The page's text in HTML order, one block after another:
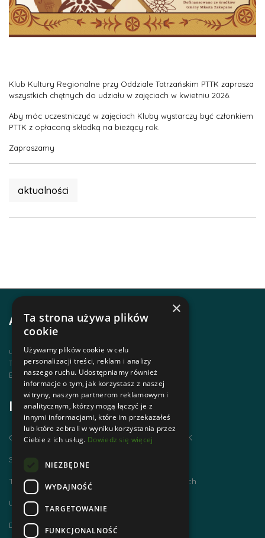
Klub Kultury Regionalne przy Oddziale Tatrzańskim PTTK zaprasza
wszystkich chętnych do udziału w zajęciach w kwietniu 2026.
Aby móc uczestniczyć w zajęciach Kluby wystarczy być członkiem
PTTK z opłaconą składką na bieżący rok.
Zapraszamy
aktualności
Adres i kontakt
ul. Krupówki 12, 34-500 Zakopane
Telefon | +48 1820 630 12
Email | biuro@zakopanepttk.pl
Informacje
Chodzimy po górach i zdobywamy GOT PTTK
Szlaki Tatr Polskich
Tatrzańskie Centrum Szlaków Transgranicznych
Ubezpieczenie NNW dla członków PTTK
Dworzec Tatrzański
×
Ta strona używa plików
cookie
Używamy plików cookie w celu
personalizacji treści, reklam i analizy
naszego ruchu. Udostępniamy również
informacje o tym, jak korzystasz z naszej
witryny, naszym partnerom reklamowym i
analitycznym, którzy mogą łączyć je z
innymi informacjami, które im przekazałeś
lub które zebrali w wyniku korzystania przez
Ciebie z ich usług. Dowiedz się więcej
NIEZBĘDNE
WYDAJNOŚĆ
TARGETOWANIE
FUNKCJONALNOŚĆ